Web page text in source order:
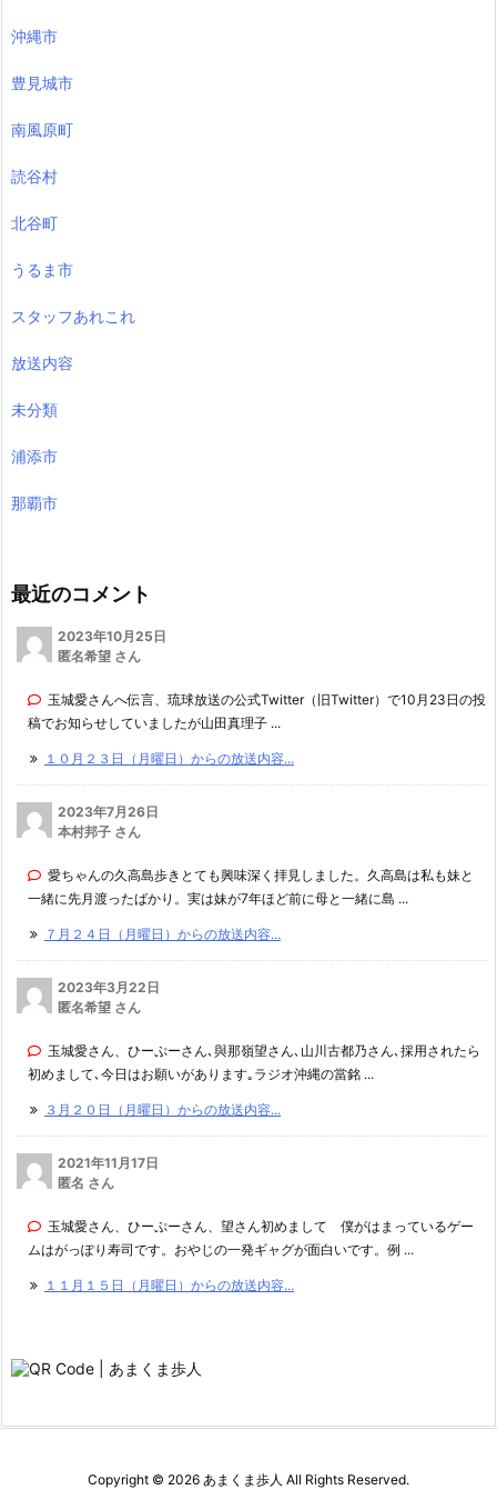
沖縄市
豊見城市
南風原町
読谷村
北谷町
うるま市
スタッフあれこれ
放送内容
未分類
浦添市
那覇市
最近のコメント
2023年10月25日
匿名希望 さん
玉城愛さんへ伝言、琉球放送の公式Twitter（旧Twitter）で10月23日の投
稿でお知らせしていましたが山田真理子 ...
１０月２３日（月曜日）からの放送内容...
2023年7月26日
本村邦子 さん
愛ちゃんの久高島歩きとても興味深く拝見しました。久高島は私も妹と
一緒に先月渡ったばかり。実は妹が7年ほど前に母と一緒に島 ...
７月２４日（月曜日）からの放送内容...
2023年3月22日
匿名希望 さん
玉城愛さん、ひーぷーさん､與那嶺望さん､山川古都乃さん､採用されたら
初めまして､今日はお願いがあります｡ラジオ沖縄の當銘 ...
３月２０日（月曜日）からの放送内容...
2021年11月17日
匿名 さん
玉城愛さん、ひーぷーさん、望さん初めまして 僕がはまっているゲー
ムはがっぽり寿司です。おやじの一発ギャグが面白いです。例 ...
１１月１５日（月曜日）からの放送内容...
Copyright © 2026 あまくま歩人 All Rights Reserved.